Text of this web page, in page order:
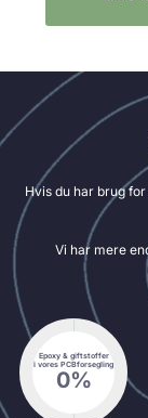
Hvis du har brug
Vi har mere
Epoxy & giftstoffer
i vores PCBforsegling
0%